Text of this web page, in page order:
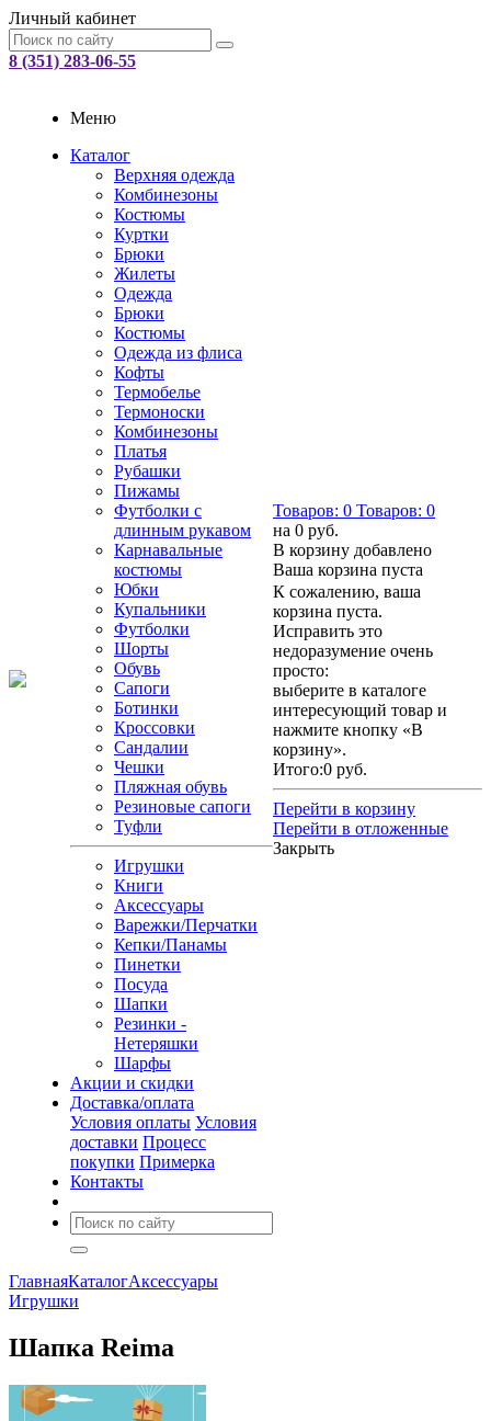
Личный кабинет
8 (351) 283-06-55
Меню
Каталог
Верхняя одежда
Комбинезоны
Костюмы
Куртки
Брюки
Жилеты
Одежда
Брюки
Костюмы
Одежда из флиса
Кофты
Термобелье
Термоноски
Комбинезоны
Платья
Рубашки
Пижамы
Футболки с
длинным рукавом
Карнавальные
костюмы
Юбки
Купальники
Футболки
Шорты
Обувь
Сапоги
Ботинки
Кроссовки
Сандалии
Чешки
Пляжная обувь
Резиновые сапоги
Туфли
Игрушки
Книги
Аксессуары
Варежки/Перчатки
Кепки/Панамы
Пинетки
Посуда
Шапки
Резинки -
Нетеряшки
Шарфы
Акции и скидки
Доставка/оплата
Условия оплаты Условия
доставки Процесс
покупки Примерка
Контакты
Товаров: 0 Товаров: 0
на 0 руб.
В корзину добавлено
Ваша корзина пуста
К сожалению, ваша
корзина пуста.
Исправить это
недоразумение очень
просто:
выберите в каталоге
интересующий товар и
нажмите кнопку «В
корзину».
Итого:0 руб.
Перейти в корзину
Перейти в отложенные
Закрыть
ГлавнаяКаталогАксессуары
Игрушки
Шапка Reima